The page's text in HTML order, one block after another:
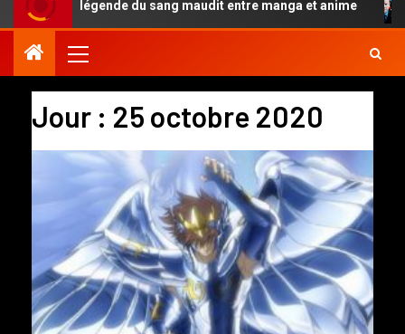
Anki, la légende du sang maudit entre manga et anime
Jour : 25 octobre 2020